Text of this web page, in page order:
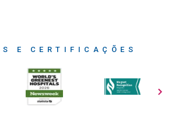
E CERTIFICAÇÕES